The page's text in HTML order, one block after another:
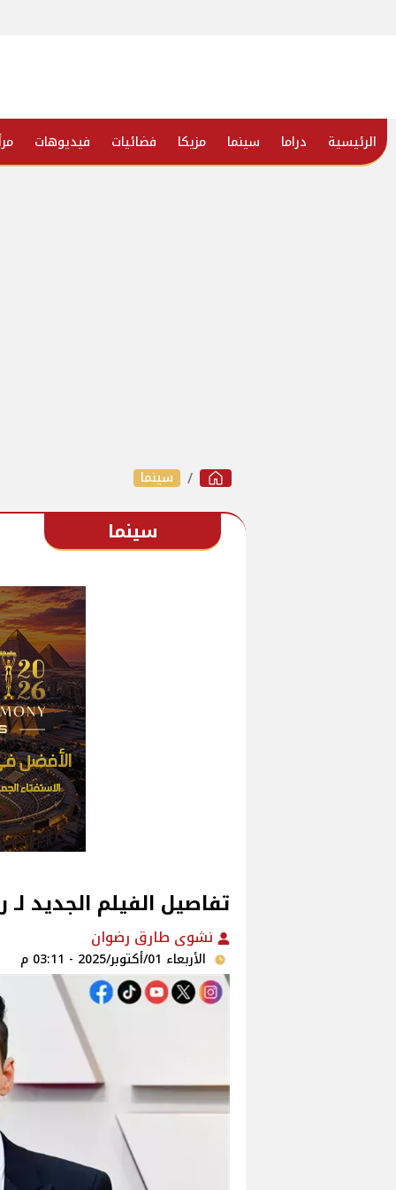
الرئيسية دراما سينما مزيكا فضائيات فيديوهات
سينما
سينما
تفاصيل الفيلم الجديد
نشوى طارق رضوان
الأربعاء 01/أكتوبر/2025 - 03:11 م